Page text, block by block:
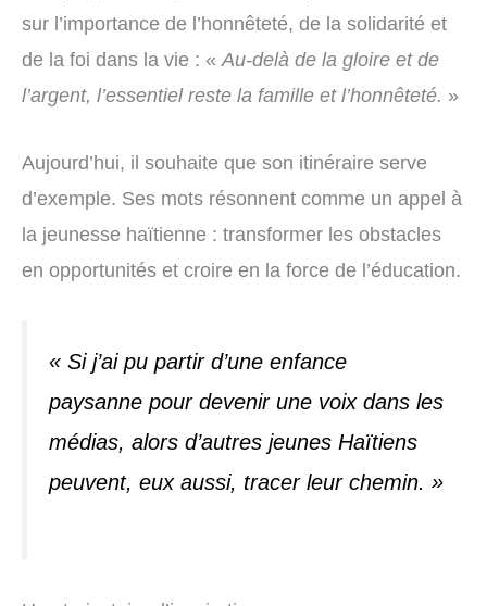
sur l’importance de l’honnêteté, de la solidarité et
de la foi dans la vie : « Au-delà de la gloire et de
l’argent, l’essentiel reste la famille et l’honnêteté. »
Aujourd’hui, il souhaite que son itinéraire serve
d’exemple. Ses mots résonnent comme un appel à
la jeunesse haïtienne : transformer les obstacles
en opportunités et croire en la force de l’éducation.
« Si j’ai pu partir d’une enfance
paysanne pour devenir une voix dans les
médias, alors d’autres jeunes Haïtiens
peuvent, eux aussi, tracer leur chemin. »